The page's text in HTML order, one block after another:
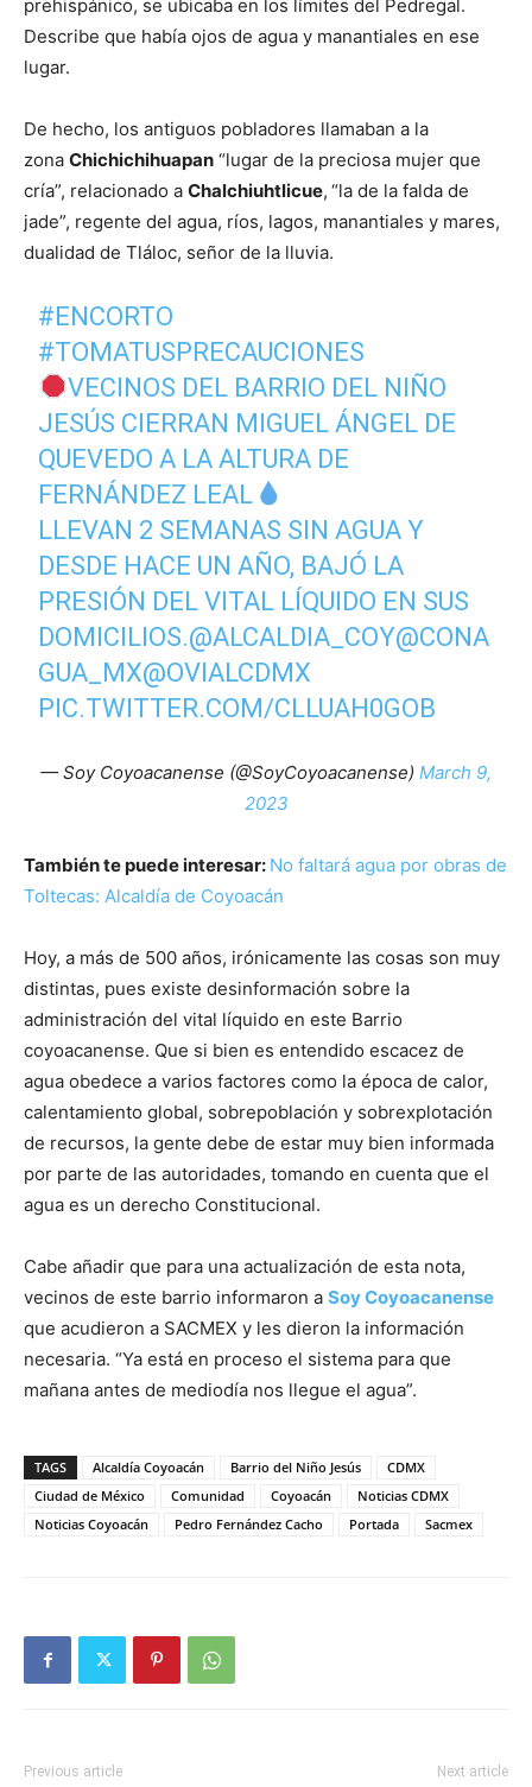
prehispánico, se ubicaba en los límites del Pedregal.
Describe que había ojos de agua y manantiales en ese
lugar.
De hecho, los antiguos pobladores llamaban a la
zona Chichichihuapan “lugar de la preciosa mujer que
cría”, relacionado a Chalchiuhtlicue, “la de la falda de
jade”, regente del agua, ríos, lagos, manantiales y mares,
dualidad de Tláloc, señor de la lluvia.
#ENCORTO
#TOMATUSPRECAUCIONES
VECINOS DEL BARRIO DEL NIÑO
JESÚS CIERRAN MIGUEL ÁNGEL DE
QUEVEDO A LA ALTURA DE
FERNÁNDEZ LEAL
LLEVAN 2 SEMANAS SIN AGUA Y
DESDE HACE UN AÑO, BAJÓ LA
PRESIÓN DEL VITAL LÍQUIDO EN SUS
DOMICILIOS.@ALCALDIA_COY@CONA
GUA_MX@OVIALCDMX
PIC.TWITTER.COM/CLLUAH0GOB
— Soy Coyoacanense (@SoyCoyoacanense) March 9,
2023
También te puede interesar: No faltará agua por obras de
Toltecas: Alcaldía de Coyoacán
Hoy, a más de 500 años, irónicamente las cosas son muy
distintas, pues existe desinformación sobre la
administración del vital líquido en este Barrio
coyoacanense. Que si bien es entendido escacez de
agua obedece a varios factores como la época de calor,
calentamiento global, sobrepoblación y sobrexplotación
de recursos, la gente debe de estar muy bien informada
por parte de las autoridades, tomando en cuenta que el
agua es un derecho Constitucional.
Cabe añadir que para una actualización de esta nota,
vecinos de este barrio informaron a Soy Coyoacanense
que acudieron a SACMEX y les dieron la información
necesaria. “Ya está en proceso el sistema para que
mañana antes de mediodía nos llegue el agua”.
TAGS Alcaldía Coyoacán Barrio del Niño Jesús
CDMX
Ciudad de México
Comunidad Coyoacán
Noticias CDMX
Noticias Coyoacán
Pedro Fernández Cacho Portada Sacmex
Previous article Next article